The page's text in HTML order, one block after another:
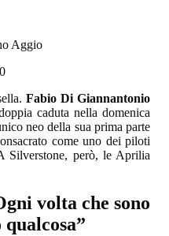
Aggio
Fabio Di Giannantonio
caduta nella domenica
neo della sua prima parte
come uno dei piloti
Silverstone, però, le Aprilia
volta che sono